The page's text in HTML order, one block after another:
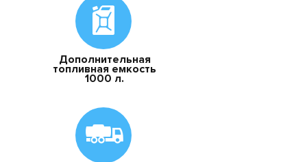
Дополнительная
топливная емкость
1000 л.